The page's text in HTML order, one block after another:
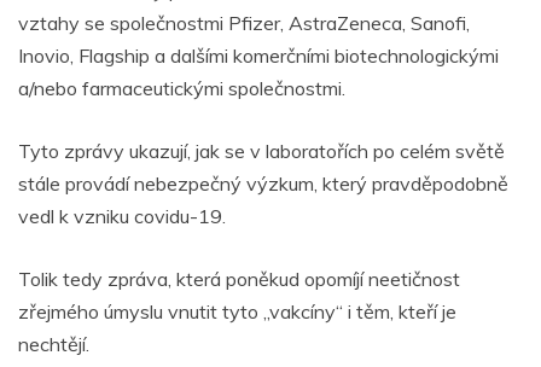
vztahy se společnostmi Pfizer, AstraZeneca, Sanofi,
Inovio, Flagship a dalšími komerčními biotechnologickými
a/nebo farmaceutickými společnostmi.
Tyto zprávy ukazují, jak se v laboratořích po celém světě
stále provádí nebezpečný výzkum, který pravděpodobně
vedl k vzniku covidu-19.
Tolik tedy zpráva, která poněkud opomíjí neetičnost
zřejmého úmyslu vnutit tyto „vakcíny“ i těm, kteří je
nechtějí.